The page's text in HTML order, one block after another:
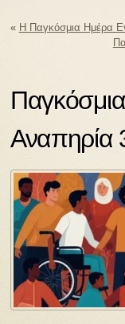
« Η Παγκόσμια Ημέρα
Αναπηρία